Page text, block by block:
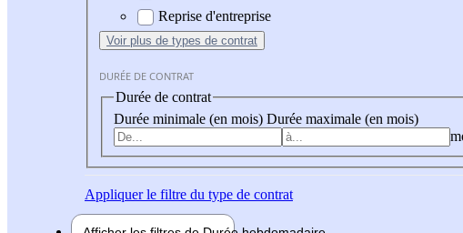
Reprise d'entreprise
Voir plus de types de contrat
DURÉE DE CONTRAT
Durée de contrat
Durée minimale (en mois) Durée maximale (en mois)
Appliquerle filtre du type de contrat